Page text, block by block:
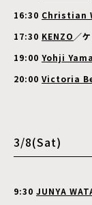
16:30 Christian
17:30 KENZO ／
19:00 Yohji
20:00 Victoria
3/8(Sat)
9:30 JUNYA